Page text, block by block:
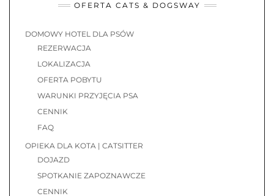
OFERTA CATS & DOGSWAY
DOMOWY HOTEL DLA PSÓW
REZERWACJA
LOKALIZACJA
OFERTA POBYTU
WARUNKI PRZYJĘCIA PSA
CENNIK
FAQ
OPIEKA DLA KOTA | CATSITTER
DOJAZD
SPOTKANIE ZAPOZNAWCZE
CENNIK